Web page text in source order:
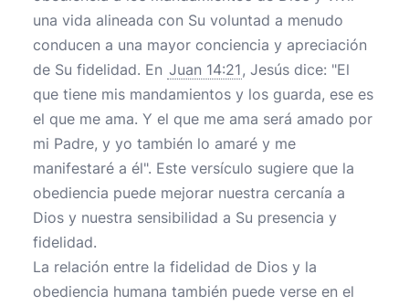
una vida alineada con Su voluntad a menudo
conducen a una mayor conciencia y apreciación
de Su fidelidad. En Juan 14:21, Jesús dice: "El
que tiene mis mandamientos y los guarda, ese es
el que me ama. Y el que me ama será amado por
mi Padre, y yo también lo amaré y me
manifestaré a él". Este versículo sugiere que la
obediencia puede mejorar nuestra cercanía a
Dios y nuestra sensibilidad a Su presencia y
fidelidad.
La relación entre la fidelidad de Dios y la
obediencia humana también puede verse en el